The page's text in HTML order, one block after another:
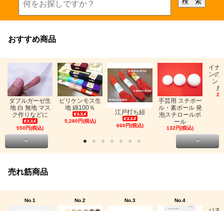
おすすめ商品
ダブルガーゼ生
地 白 無地 マス
ク作りなどに
550円(税込)
ビリケンモス生
地 綿100％
5,280円(税込)
江戸打ち紐
660円(税込)
手芸用 スチボー
ル・素ボール 発
泡スチロールボ
ール
132円(税込)
イナ
ンの
ン
糸
< >
売れ筋商品
No.1 No.2 No.3 No.4